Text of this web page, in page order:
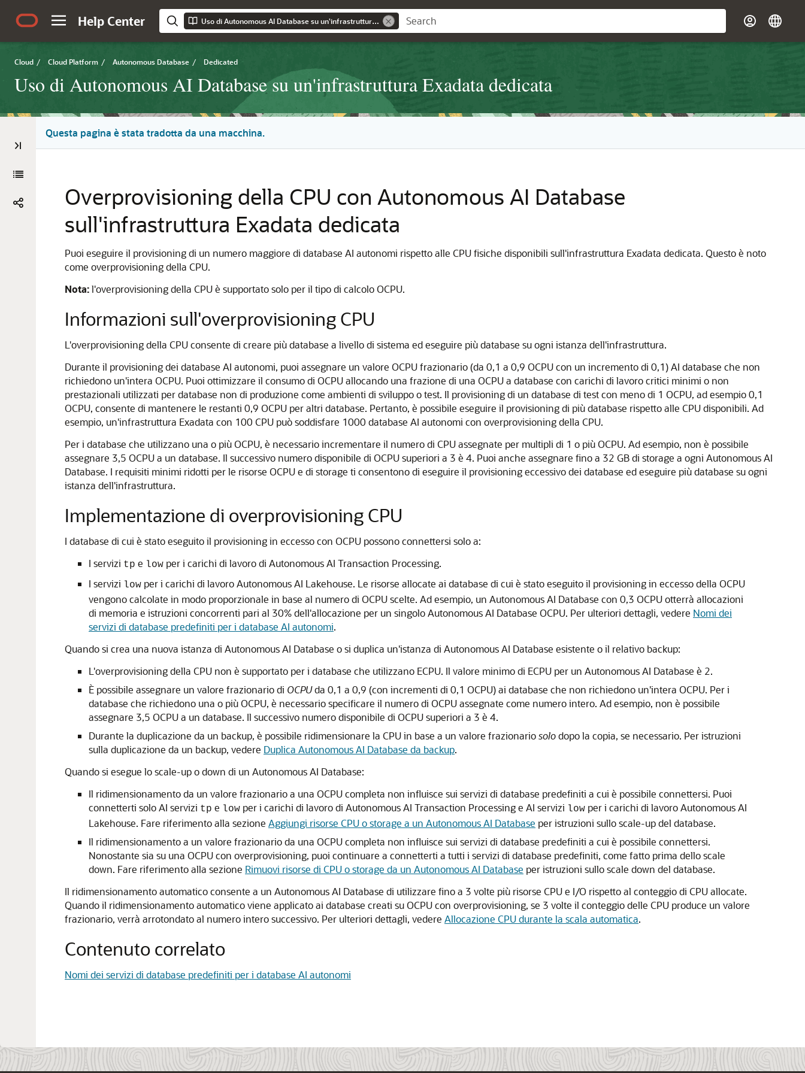
Help Center Uso di Autonomous AI Database su un'infrastruttura Exadata dedicata
Cloud / Cloud Platform / Autonomous Database / Dedicated
Uso di Autonomous AI Database su un'infrastruttura Exadata dedicata
Questa pagina è stata tradotta da una macchina.
Overprovisioning della CPU con Autonomous AI Database
sull'infrastruttura Exadata dedicata
Puoi eseguire il provisioning di un numero maggiore di database AI autonomi rispetto alle CPU fisiche disponibili sull'infrastruttura Exadata dedicata. Questo è noto
come overprovisioning della CPU.
Nota:l'overprovisioning della CPU è supportato solo per il tipo di calcolo OCPU.
Informazioni sull'overprovisioning CPU
L'overprovisioning della CPU consente di creare più database a livello di sistema ed eseguire più database su ogni istanza dell'infrastruttura.
Durante il provisioning dei database AI autonomi, puoi assegnare un valore OCPU frazionario (da 0,1 a 0,9 OCPU con un incremento di 0,1) AI database che non
richiedono un'intera OCPU. Puoi ottimizzare il consumo di OCPU allocando una frazione di una OCPU a database con carichi di lavoro critici minimi o non
prestazionali utilizzati per database non di produzione come ambienti di sviluppo o test. Il provisioning di un database di test con meno di 1 OCPU, ad esempio 0,1
OCPU, consente di mantenere le restanti 0,9 OCPU per altri database. Pertanto, è possibile eseguire il provisioning di più database rispetto alle CPU disponibili. Ad
esempio, un'infrastruttura Exadata con 100 CPU può soddisfare 1000 database AI autonomi con overprovisioning della CPU.
Per i database che utilizzano una o più OCPU, è necessario incrementare il numero di CPU assegnate per multipli di 1 o più OCPU. Ad esempio, non è possibile
assegnare 3,5 OCPU a un database. Il successivo numero disponibile di OCPU superiori a 3 è 4. Puoi anche assegnare fino a 32 GB di storage a ogni Autonomous AI
Database. I requisiti minimi ridotti per le risorse OCPU e di storage ti consentono di eseguire il provisioning eccessivo dei database ed eseguire più database su ogni
istanza dell'infrastruttura.
Implementazione di overprovisioning CPU
I database di cui è stato eseguito il provisioning in eccesso con OCPU possono connettersi solo a:
I servizi tp e low per i carichi di lavoro di Autonomous AI Transaction Processing.
I servizi low per i carichi di lavoro Autonomous AI Lakehouse. Le risorse allocate ai database di cui è stato eseguito il provisioning in eccesso della OCPU
vengono calcolate in modo proporzionale in base al numero di OCPU scelte. Ad esempio, un Autonomous AI Database con 0,3 OCPU otterrà allocazioni
di memoria e istruzioni concorrenti pari al 30% dell'allocazione per un singolo Autonomous AI Database OCPU. Per ulteriori dettagli, vedere Nomi dei
servizi di database predefiniti per i database AI autonomi.
Quando si crea una nuova istanza di Autonomous AI Database o si duplica un'istanza di Autonomous AI Database esistente o il relativo backup:
L'overprovisioning della CPU non è supportato per i database che utilizzano ECPU. Il valore minimo di ECPU per un Autonomous AI Database è 2.
È possibile assegnare un valore frazionario di OCPUda 0,1 a 0,9 (con incrementi di 0,1 OCPU) ai database che non richiedono un'intera OCPU. Per i
database che richiedono una o più OCPU, è necessario specificare il numero di OCPU assegnate come numero intero. Ad esempio, non è possibile
assegnare 3,5 OCPU a un database. Il successivo numero disponibile di OCPU superiori a 3 è 4.
Durante la duplicazione da un backup, è possibile ridimensionare la CPU in base a un valore frazionariosolodopo la copia, se necessario. Per istruzioni
sulla duplicazione da un backup, vedere Duplica Autonomous AI Database da backup.
Quando si esegue lo scale-up o down di un Autonomous AI Database:
Il ridimensionamento da un valore frazionario a una OCPU completa non influisce sui servizi di database predefiniti a cui è possibile connettersi. Puoi
connetterti solo AI servizi tp e low per i carichi di lavoro di Autonomous AI Transaction Processing e AI servizi low per i carichi di lavoro Autonomous AI
Lakehouse. Fare riferimento alla sezione Aggiungi risorse CPU o storage a un Autonomous AI Database per istruzioni sullo scale-up del database.
Il ridimensionamento a un valore frazionario da una OCPU completa non influisce sui servizi di database predefiniti a cui è possibile connettersi.
Nonostante sia su una OCPU con overprovisioning, puoi continuare a connetterti a tutti i servizi di database predefiniti, come fatto prima dello scale
down. Fare riferimento alla sezione Rimuovi risorse di CPU o storage da un Autonomous AI Database per istruzioni sullo scale down del database.
Il ridimensionamento automatico consente a un Autonomous AI Database di utilizzare fino a 3 volte più risorse CPU e I/O rispetto al conteggio di CPU allocate.
Quando il ridimensionamento automatico viene applicato ai database creati su OCPU con overprovisioning, se 3 volte il conteggio delle CPU produce un valore
frazionario, verrà arrotondato al numero intero successivo. Per ulteriori dettagli, vedere Allocazione CPU durante la scala automatica.
Contenuto correlato
Nomi dei servizi di database predefiniti per i database AI autonomi